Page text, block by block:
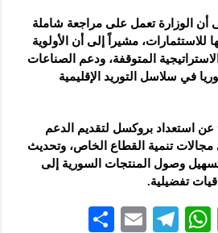
أن الوزارة تعمل على مراجعة شاملة
للاستثمارات، مشيراً إلى أن الأولوية
المتوقفة، ودعم الصناعات
في سلاسل التوريد الإقليمية
استعداد بروكسل لتقديم الدعم
مجالات تنمية القطاع الخاص، وتحديث
وتسهيل وصول المنتجات السورية إلى
تفضيلية.
P
W
Te
E